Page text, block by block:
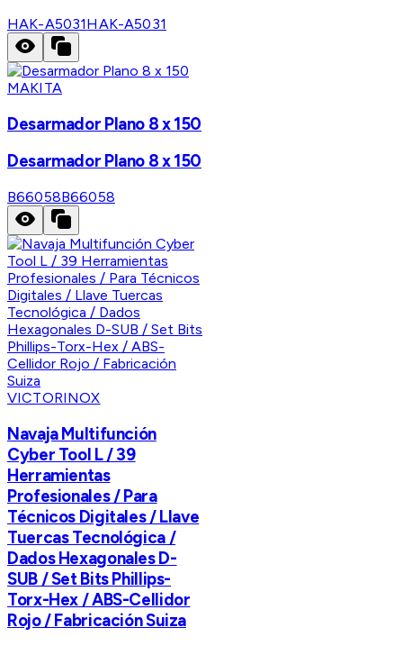
HAK-A5031HAK-A5031
MAKITA
Desarmador Plano 8 x 150
Desarmador Plano 8 x 150
B66058B66058
VICTORINOX
Navaja Multifunción
Cyber Tool L / 39
Herramientas
Profesionales / Para
Técnicos Digitales / Llave
Tuercas Tecnológica /
Dados Hexagonales D-
SUB / Set Bits Phillips-
Torx-Hex / ABS-Cellidor
Rojo / Fabricación Suiza